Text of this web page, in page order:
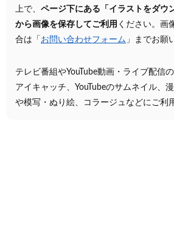
上で、 ページ下にある「イラストをダウ
から画像を保存してご利用 ください。画
合は「 お問い合わせフォーム 」までお願
テレビ番組やYouTube動画・ライブ配信
アイキャッチ、YouTubeのサムネイル、
や模写・ぬり絵、コラージュなどにご利